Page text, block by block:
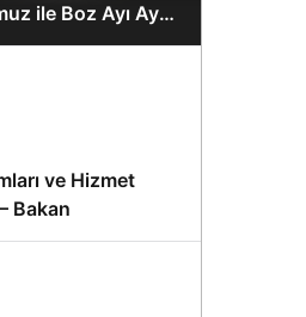
ile Boz Ayı Aynı
ve Hizmet
Bakan